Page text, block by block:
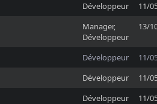
Développeur
11/
Manager,
Développeur
13/
Développeur
11/
Développeur
11/
Développeur
11/